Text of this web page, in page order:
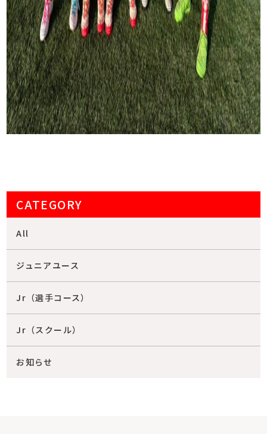
CATEGORY
All
ジュニアユース
Jr（選手コース）
Jr（スクール）
お知らせ